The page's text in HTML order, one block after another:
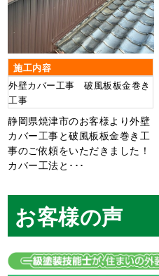
施工内容
外壁カバー工事 破風板板金巻き
工事
静岡県焼津市のお客様より外壁
カバー工事と破風板板金巻き工
事のご依頼をいただきました！
カバー工法と･･･
お客様の声